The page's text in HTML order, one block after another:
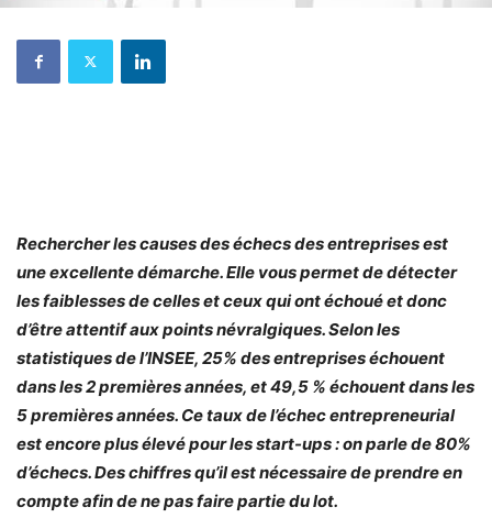
Rechercher les causes des échecs des entreprises est
une excellente démarche. Elle vous permet de détecter
les faiblesses de celles et ceux qui ont échoué et donc
d’être attentif aux points névralgiques. Selon les
statistiques de l’INSEE, 25% des entreprises échouent
dans les 2 premières années, et 49,5 % échouent dans les
5 premières années. Ce taux de l’échec entrepreneurial
est encore plus élevé pour les start-ups : on parle de 80%
d’échecs. Des chiffres qu’il est nécessaire de prendre en
compte afin de ne pas faire partie du lot.